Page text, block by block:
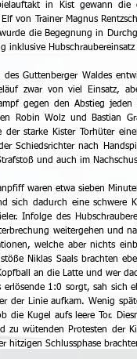
in Kist gewann
von Trainer Magnus
die Begegnung in
inklusive
des Guttenberger Waldes
zwar von viel Einsatz,
gegen den Abstieg
Robin Wolz und Bastian
der starke Kister Torhüter
Schiedsrichter nach
und auch im
waren etwa sieben
sich dadurch eine schwere
Infolge des
weitergehen und
welche aber nichts
Niklas Saals brachten
an die Latte und wer
erlösende 1:0 sorgt, sah sich
der Linie aufkam. Wenig
die Kugel aufs leere Tor.
zu wütenden Protesten der
hitzigen Schlussphase